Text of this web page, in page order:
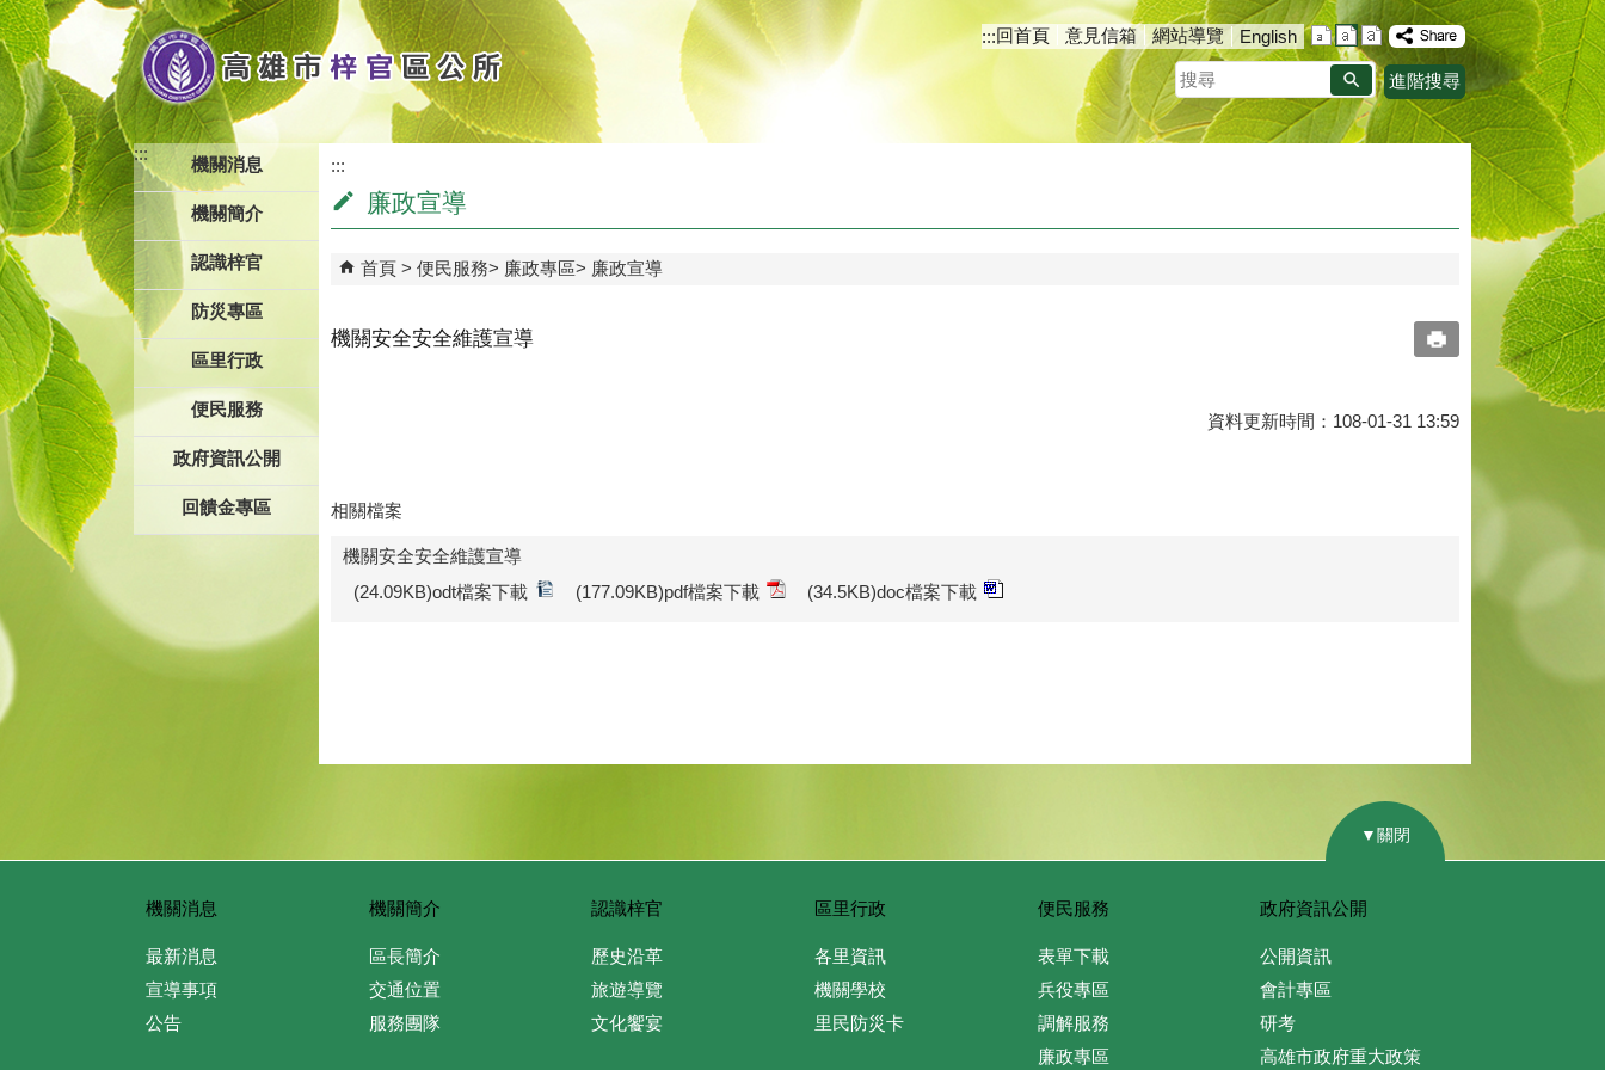
跳到主要內容區塊
:::回首頁 意見信箱 網站導覽
English
搜
尋
進階搜尋
:::
機關消息
機關簡介
認識梓官
防災專區
區里行政
便民服務
政府資訊公開
回饋金專區
:::
廉政宣導
首頁 便民服務 廉政專區 廉政宣導
機關安全安全維護宣導
資料更新時間：108-01-31 13:59
相關檔案
機關安全安全維護宣導
(24.09KB)odt檔案下載
(177.09KB)pdf檔案下載 (34.5KB)doc檔案下載
▼關閉
機關消息
最新消息
宣導事項
公告
機關簡介
區長簡介
交通位置
服務團隊
認識梓官
歷史沿革
旅遊導覽
文化饗宴
區里行政
各里資訊
機關學校
里民防災卡
便民服務
表單下載
兵役專區
調解服務
廉政專區
政府資訊公開
公開資訊
會計專區
研考
高雄市政府重大政策